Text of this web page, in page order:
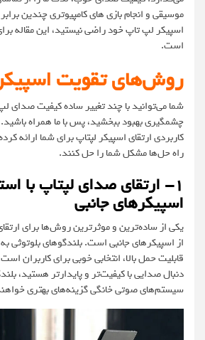
موسیقی و انجام بازی های کامپیوتری چندین برابر
اسپیکر لپ‌ تاپ خود راضی نیستید، این مقاله
است.
روش‌های تقویت
شما می‌توانید با چند تغییر ساده کیفیت صدای
کاربردی ارتقای اسپیکر لپتاپ برای شما ارائه
راه حل‌ها مشکل شما را حل کنند.
۱- ارتقای صدای لپتاپ با
اسپیکرهای جانبی
یکی از ساده‌ترین و موثرترین روش‌ها برای ارتقای
از اسپیکرهای جانبی است. بلندگوهای بلوتوثی به
قابلیت حمل بالا، انتخابی خوبی برای کاربران است.
دنبال صدایی با کیفیت‌تر و پایدارتر هستید،
سیستم‌‌های صوتی خانگی گزینه‌های بهتری خواهند